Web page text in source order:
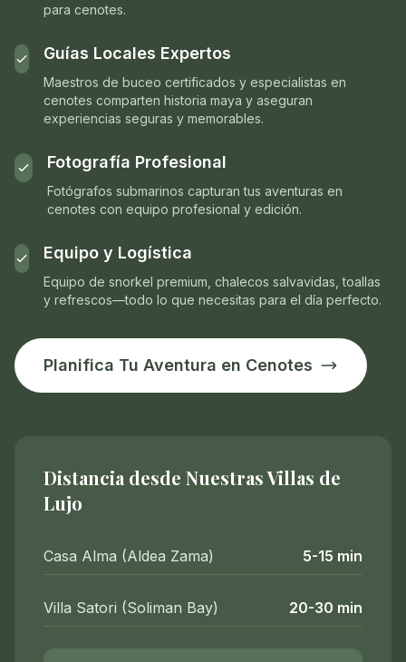
para cenotes.
Guías Locales Expertos
Maestros de buceo certificados y especialistas en
cenotes comparten historia maya y aseguran
experiencias seguras y memorables.
Fotografía Profesional
Fotógrafos submarinos capturan tus aventuras en
cenotes con equipo profesional y edición.
Equipo y Logística
Equipo de snorkel premium, chalecos salvavidas, toallas
y refrescos—todo lo que necesitas para el día perfecto.
Planifica Tu Aventura en Cenotes
Distancia desde Nuestras Villas de
Lujo
Casa Alma (Aldea Zama) 5-15 min
Villa Satori (Soliman Bay) 20-30 min